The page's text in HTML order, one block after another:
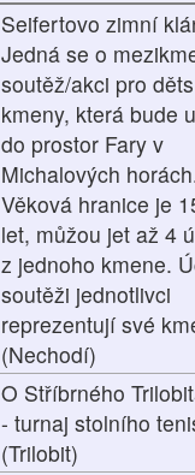
Seifertovo zimní
Jedná se o
soutěž/akci pro
kmeny, která bude
do prostor Fary v
Michalových
Věková hranice je
let, můžou jet až 4
z jednoho kmene.
soutěži jednotlivci
reprezentují své
(Nechodí)
O Stříbrného
- turnaj stolního
(Trilobit)